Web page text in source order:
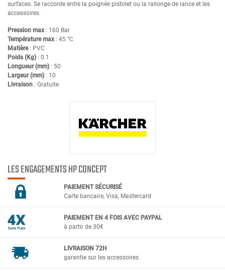
surfaces. Se raccorde entre la poignée pistolet ou la rallonge de lance et les
accessoires.
Pression max: 160 Bar
Température max: 45 °C
Matière: PVC
Poids (Kg) : 0.1
Longueur (mm) : 50
Largeur (mm) : 10
Livraison : Gratuite
LES ENGAGEMENTS HP CONCEPT
PAIEMENT SÉCURISÉ
Carte bancaire, Visa, Mastercard
PAIEMENT EN 4 FOIS AVEC PAYPAL
à partir de 30€
LIVRAISON 72H
garantie sur les accessoires